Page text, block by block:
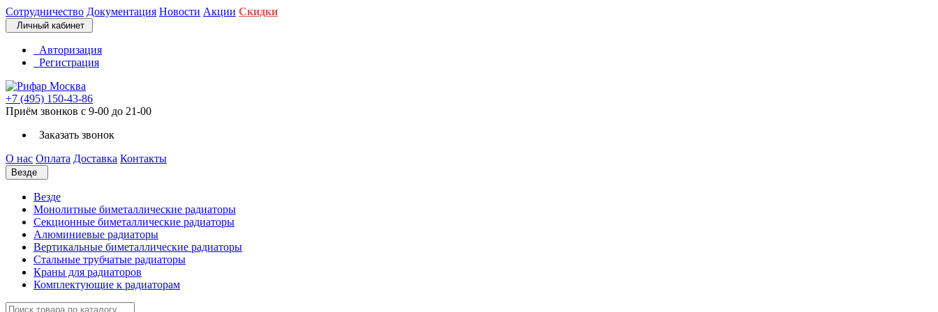
Сотрудничество Документация Новости Акции Скидки
Личный кабинет
Авторизация
Регистрация
+7 (495) 150-43-86
Приём звонков с 9-00 до 21-00
Заказать звонок
О нас Оплата Доставка Контакты
Везде
Везде
Монолитные биметаллические радиаторы
Секционные биметаллические радиаторы
Алюминиевые радиаторы
Вертикальные биметаллические радиаторы
Стальные трубчатые радиаторы
Краны для радиаторов
Комплектующие к радиаторам